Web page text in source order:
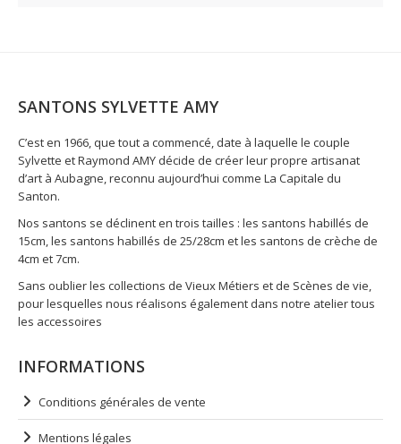
SANTONS SYLVETTE AMY
C’est en 1966, que tout a commencé, date à laquelle le couple
Sylvette et Raymond AMY décide de créer leur propre artisanat
d’art à Aubagne, reconnu aujourd’hui comme La Capitale du
Santon.
Nos santons se déclinent en trois tailles : les santons habillés de
15cm, les santons habillés de 25/28cm et les santons de crèche de
4cm et 7cm.
Sans oublier les collections de Vieux Métiers et de Scènes de vie,
pour lesquelles nous réalisons également dans notre atelier tous
les accessoires
INFORMATIONS
Conditions générales de vente
Mentions légales